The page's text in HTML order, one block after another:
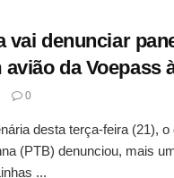
vai denunciar
da Voepass
0
desta terça-feira (21), o
(PTB) denunciou, mais
...